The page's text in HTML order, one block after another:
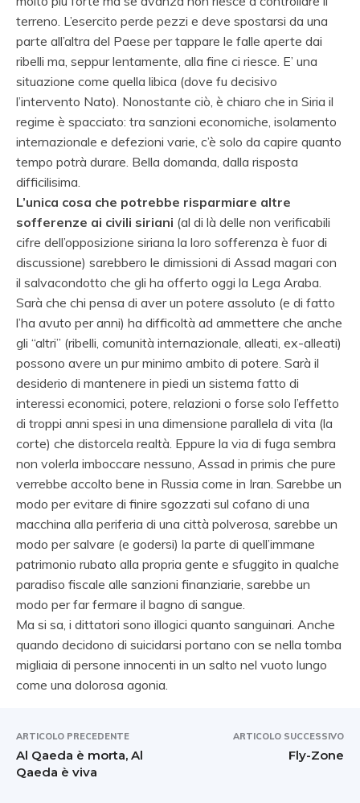
terreno. L’esercito perde pezzi e deve spostarsi da una
parte all’altra del Paese per tappare le falle aperte dai
ribelli ma, seppur lentamente, alla fine ci riesce. E’ una
situazione come quella libica (dove fu decisivo
l’intervento Nato). Nonostante ciò, è chiaro che in Siria il
regime è spacciato: tra sanzioni economiche, isolamento
internazionale e defezioni varie, c’è solo da capire quanto
tempo potrà durare. Bella domanda, dalla risposta
difficilisima.
L’unica cosa che potrebbe risparmiare altre
sofferenze ai civili siriani (al di là delle non verificabili
cifre dell’opposizione siriana la loro sofferenza è fuor di
discussione) sarebbero le dimissioni di Assad magari con
il salvacondotto che gli ha offerto oggi la Lega Araba.
Sarà che chi pensa di aver un potere assoluto (e di fatto
l’ha avuto per anni) ha difficoltà ad ammettere che anche
gli “altri” (ribelli, comunità internazionale, alleati, ex-alleati)
possono avere un pur minimo ambito di potere. Sarà il
desiderio di mantenere in piedi un sistema fatto di
interessi economici, potere, relazioni o forse solo l’effetto
di troppi anni spesi in una dimensione parallela di vita (la
corte) che distorcela realtà. Eppure la via di fuga sembra
non volerla imboccare nessuno, Assad in primis che pure
verrebbe accolto bene in Russia come in Iran. Sarebbe un
modo per evitare di finire sgozzati sul cofano di una
macchina alla periferia di una città polverosa, sarebbe un
modo per salvare (e godersi) la parte di quell’immane
patrimonio rubato alla propria gente e sfuggito in qualche
paradiso fiscale alle sanzioni finanziarie, sarebbe un
modo per far fermare il bagno di sangue.
Ma si sa, i dittatori sono illogici quanto sanguinari. Anche
quando decidono di suicidarsi portano con se nella tomba
migliaia di persone innocenti in un salto nel vuoto lungo
come una dolorosa agonia.
ARTICOLO PRECEDENTE
Al Qaeda è morta, Al
Qaeda è viva
ARTICOLO SUCCESSIVO
Fly-Zone